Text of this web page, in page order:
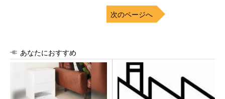
次のページへ
あなたにおすすめ